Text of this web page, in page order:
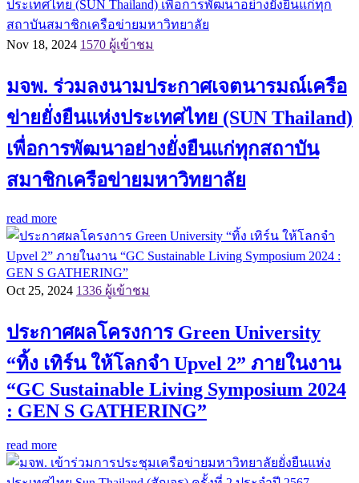
Nov 18, 2024 1570 ผู้เข้าชม
มจพ. ร่วมลงนามประกาศเจตนารมณ์เครือ
ข่ายยั่งยืนแห่งประเทศไทย (SUN Thailand)
เพื่อการพัฒนาอย่างยั่งยืนแก่ทุกสถาบัน
สมาชิกเครือข่ายมหาวิทยาลัย
read more
Oct 25, 2024 1336 ผู้เข้าชม
ประกาศผลโครงการ Green University
“ทิ้ง เทิร์น ให้โลกจำ Upvel 2” ภายในงาน
“GC Sustainable Living Symposium 2024
: GEN S GATHERING”
read more